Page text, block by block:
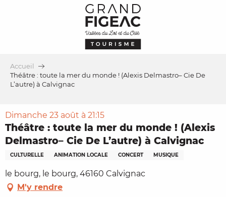
Accueil
Théâtre : toute la mer du monde ! (Alexis Delmastro– Cie De
L’autre) à Calvignac
Dimanche 23 août à 21:15
Théâtre : toute la mer du monde ! (Alexis
Delmastro– Cie De L’autre) à Calvignac
CULTURELLE ANIMATION LOCALE CONCERT MUSIQUE
le bourg, le bourg, 46160 Calvignac
M'y rendre